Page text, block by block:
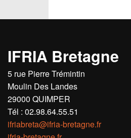
IFRIA Bretagne
5 rue Pierre Trémintin
Moulin Des Landes
29000 QUIMPER
Tél : 02.98.64.55.51
ifriabreta@ifria-bretagne.fr